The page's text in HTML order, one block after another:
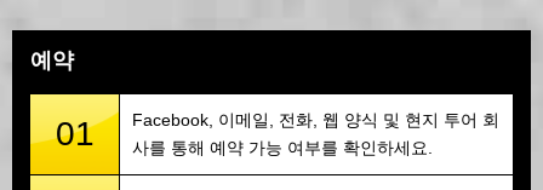
예약
01
Facebook, 이메일, 전화, 웹 양식 및 현지 투어 회
사를 통해 예약 가능 여부를 확인하세요.